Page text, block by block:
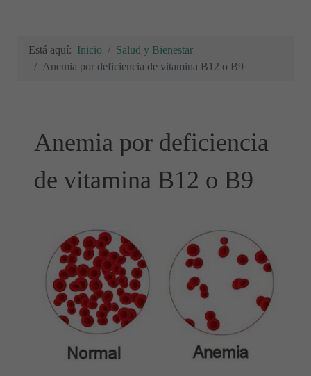
Está aquí: Inicio
Salud y Bienestar
Anemia por deficiencia de vitamina B12 o B9
Anemia por deficiencia
de vitamina B12 o B9